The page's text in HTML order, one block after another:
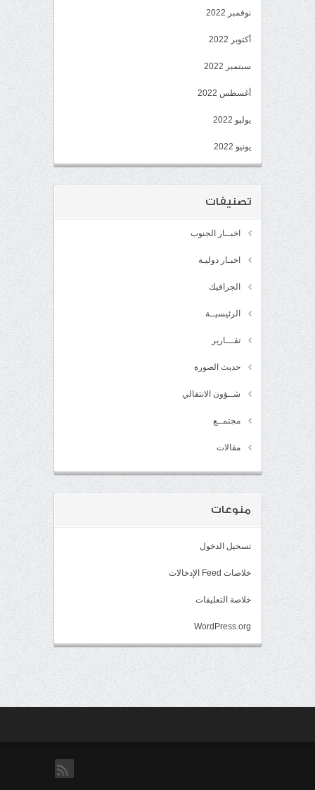
نوفمبر 2022
أكتوبر 2022
سبتمبر 2022
أغسطس 2022
يوليو 2022
يونيو 2022
تصنيفات
اخبــار الجنوب
اخبـار دوليـة
الجرافيك
الرئيسيــة
تقـــارير
حديث الصورة
شــؤون الانتقالي
مجتمــع
مقالات
منوعات
تسجيل الدخول
خلاصات Feed الإدخالات
خلاصة التعليقات
WordPress.org